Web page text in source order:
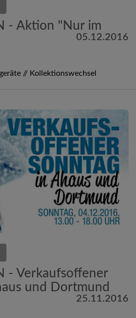
- Aktion "Nur im
05.12.2016
// Kollektionswechsel
- Verkaufsoffener
und Dortmund
25.11.2016